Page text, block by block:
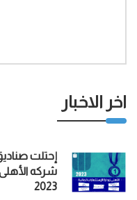
اخر الاخبار
إحتلت
شركه الأهلى
2023